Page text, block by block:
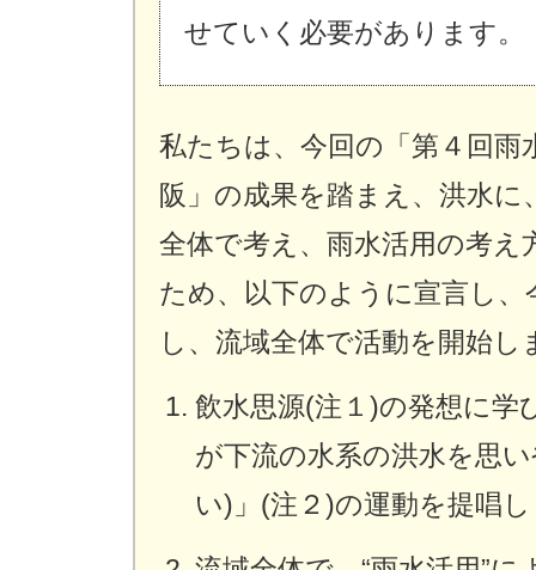
せていく必要があります。
私たちは、今回の「第４回雨
阪」の成果を踏まえ、洪水
全体で考え、雨水活用の考
ため、以下のように宣言し
し、流域全体で活動を開始し
飲水思源(注１)の発想に学
が下流の水系の洪水を思
い)」(注２)の運動を提唱